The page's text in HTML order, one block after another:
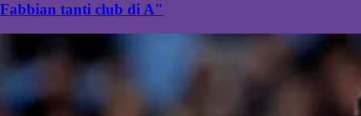
Fabbian tanti club di A"